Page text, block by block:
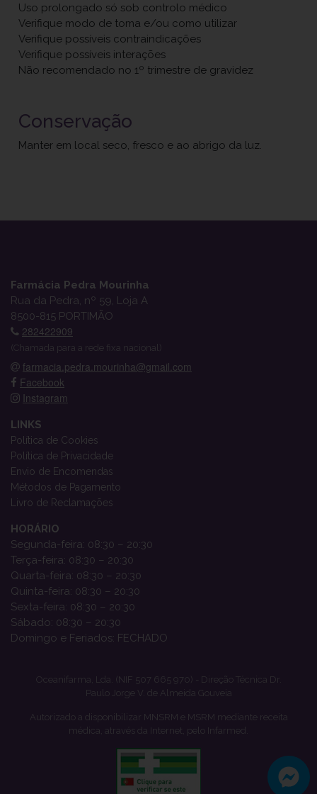
Uso prolongado só sob controlo médico
Verifique modo de toma e/ou como utilizar
Verifique possíveis contraindicações
Verifique possíveis interações
Não recomendado no 1º trimestre de gravidez
Conservação
Manter em local seco, fresco e ao abrigo da luz.
Farmácia Pedra Mourinha
Rua da Pedra, nº 59, Loja A
8500-815 PORTIMÃO
282422909
(Chamada para a rede fixa nacional)
farmacia.pedra.mourinha@gmail.com
Facebook
Instagram
LINKS
Política de Cookies
Política de Privacidade
Envio de Encomendas
Métodos de Pagamento
Livro de Reclamações
HORÁRIO
Segunda-feira: 08:30 – 20:30
Terça-feira: 08:30 – 20:30
Quarta-feira: 08:30 – 20:30
Quinta-feira: 08:30 – 20:30
Sexta-feira: 08:30 – 20:30
Sábado: 08:30 – 20:30
Domingo e Feriados: FECHADO
Oceanifarma, Lda. (NIF 507 665 970) - Direção Técnica Dr.
Paulo Jorge V. de Almeida Gouveia
Autorizado a disponibilizar MNSRM e MSRM mediante receita
médica, através da Internet, pelo Infarmed.